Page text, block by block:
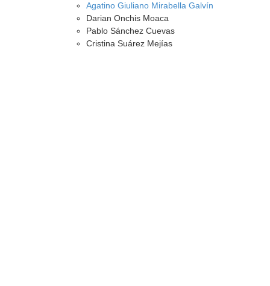
Agatino Giuliano Mirabella Galvín
Darian Onchis Moaca
Pablo Sánchez Cuevas
Cristina Suárez Mejías